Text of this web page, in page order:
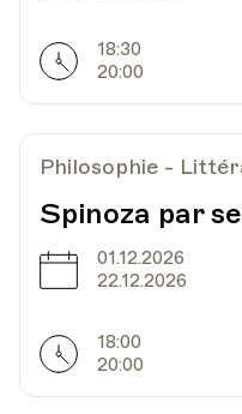
Horarires
18:30
20:00
Philosophie -
Spinoza par
Date
01.12.2026
22.12.2026
Horarires
18:00
20:00